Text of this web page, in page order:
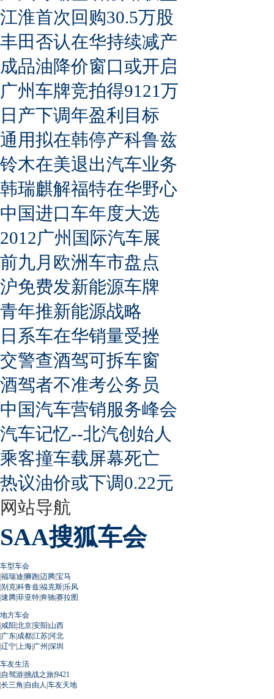
江淮首次回购30.5万股
丰田否认在华持续减产
成品油降价窗口或开启
广州车牌竞拍得9121万
日产下调年盈利目标
通用拟在韩停产科鲁兹
铃木在美退出汽车业务
韩瑞麒解福特在华野心
中国进口车年度大选
2012广州国际汽车展
前九月欧洲车市盘点
沪免费发新能源车牌
青年推新能源战略
日系车在华销量受挫
交警查酒驾可拆车窗
酒驾者不准考公务员
中国汽车营销服务峰会
汽车记忆--北汽创始人
乘客撞车载屏幕死亡
热议油价或下调0.22元
网站导航
SAA搜狐车会
车型车会
|福瑞迪|狮跑|迈腾|宝马
|别克|科鲁兹|福克斯|乐风
|速腾|菲亚特|奔驰|赛拉图
地方车会
|咸阳|北京|安阳|山西
|广东|成都|江苏|河北
|辽宁| 上海|广州 |深圳
车友生活
|自驾游|挑战之旅|9421
|长三角 |自由人 |车友天地